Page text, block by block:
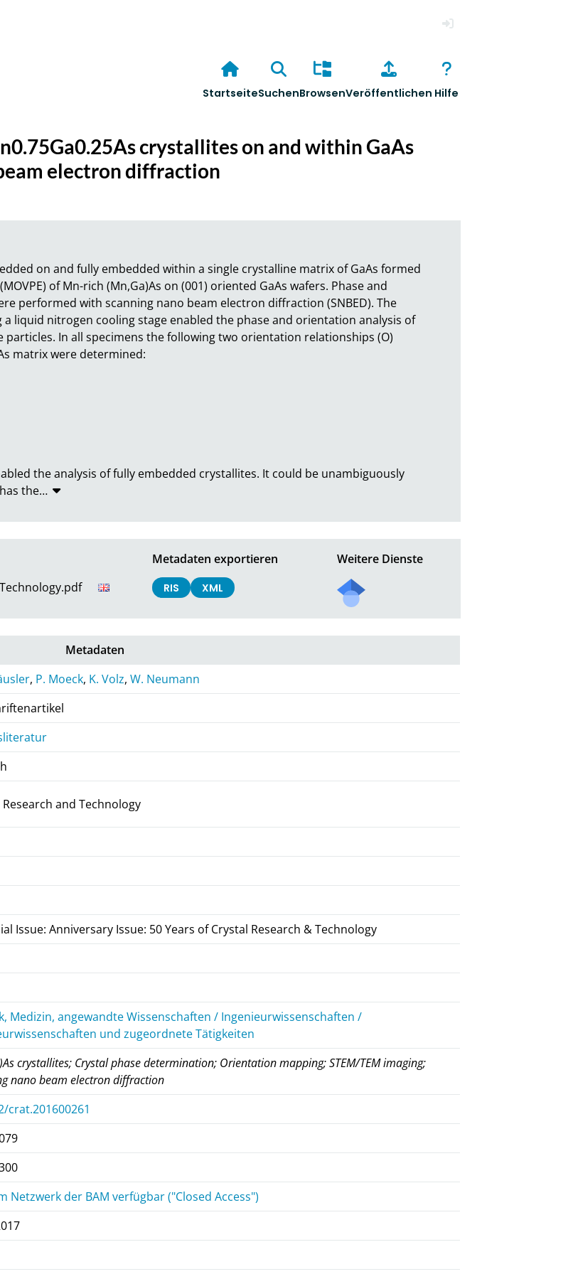
StartseiteSuchenBrowsenVeröffentlichen Hilfe
crystallites on and within GaAs
electron diffraction
on and fully embedded within a single crystalline matrix of GaAs formed
of Mn-rich (Mn,Ga)As on (001) oriented GaAs wafers. Phase and
performed with scanning nano beam electron diffraction (SNBED). The
liquid nitrogen cooling stage enabled the phase and orientation analysis of
In all specimens the following two orientation relationships (O)
matrix were determined:
the analysis of fully embedded crystallites. It could be unambiguously
the…
Metadaten exportieren
RIS XML
Weitere Dienste
Metadaten
, P. Moeck, K. Volz,W. Neumann
Research and Technology
Issue: Anniversary Issue: 50 Years of Crystal Research & Technology
Medizin, angewandte Wissenschaften / Ingenieurwissenschaften /
und zugeordnete Tätigkeiten
crystallites; Crystal phase determination; Orientation mapping; STEM/TEM imaging;
nano beam electron diffraction
crat.201600261
Netzwerk der BAM verfügbar ("Closed Access")